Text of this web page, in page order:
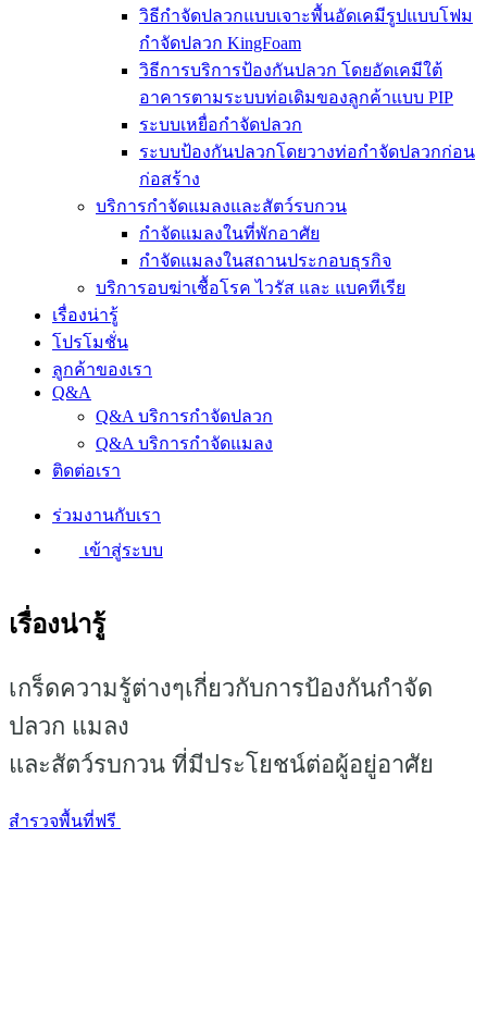
วิธีกำจัดปลวกแบบเจาะพื้นอัดเคมีรูปแบบโฟม
กำจัดปลวก KingFoam
วิธีการบริการป้องกันปลวก โดยอัดเคมีใต้
อาคารตามระบบท่อเดิมของลูกค้าแบบ PIP
ระบบเหยื่อกำจัดปลวก
ระบบป้องกันปลวกโดยวางท่อกำจัดปลวกก่อน
ก่อสร้าง
บริการกำจัดแมลงและสัตว์รบกวน
กำจัดแมลงในที่พักอาศัย
กำจัดแมลงในสถานประกอบธุรกิจ
บริการอบฆ่าเชื้อโรค ไวรัส และ แบคทีเรีย
เรื่องน่ารู้
โปรโมชั่น
ลูกค้าของเรา
Q&A
Q&A บริการกำจัดปลวก
Q&A บริการกำจัดแมลง
ติดต่อเรา
ร่วมงานกับเรา
เข้าสู่ระบบ
เรื่องน่ารู้
เกร็ดความรู้ต่างๆเกี่ยวกับการป้องกันกำจัด
ปลวก แมลง
และสัตว์รบกวน ที่มีประโยชน์ต่อผู้อยู่อาศัย
สำรวจพื้นที่ฟรี